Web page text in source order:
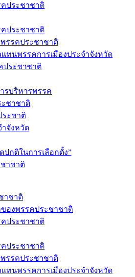
ประชาชาติ
ประชาชาติ
รรคประชาชาติ
ทนพรรคการเมืองประจำจังหวัด
ประชาชาติ
รบริหารพรรค
ะชาชาติ
ระชาติ
จังหวัด
ปกติในการเลือกตั้ง”
าชาติ
าชาติ
องพรรคประชาชาติ
ประชาชาติ
ประชาชาติ
รรคประชาชาติ
ทนพรรคการเมืองประจำจังหวัด